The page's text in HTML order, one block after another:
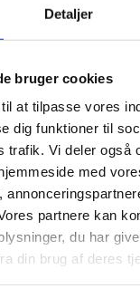
Detaljer
bruger cookies
at tilpasse vores
dig funktioner til
trafik. Vi deler også
med
partnere kan
du har
din brug af deres